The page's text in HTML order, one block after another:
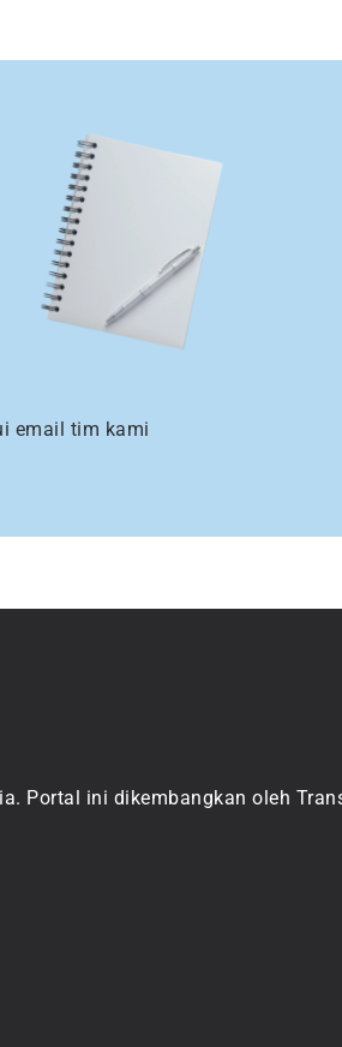
email tim kami
Portal ini dikembangkan oleh